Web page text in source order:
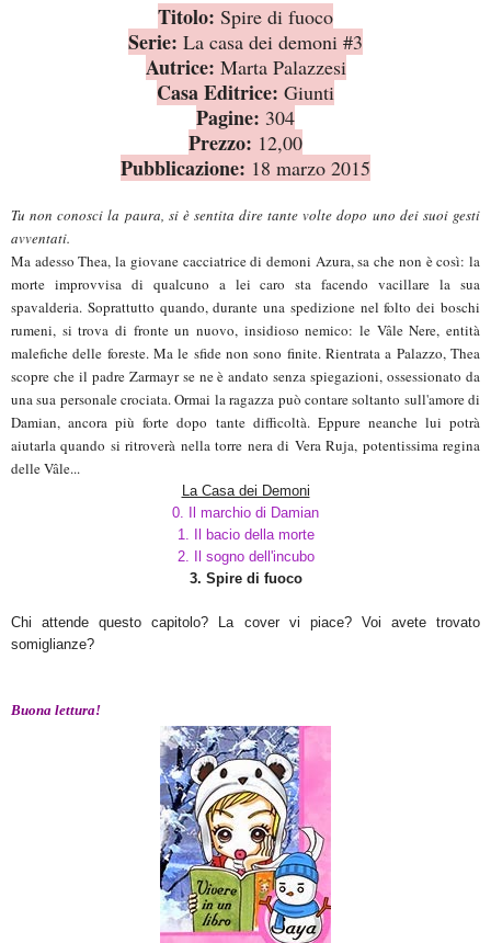
Titolo: Spire di fuoco
Serie: La casa dei demoni #3
Autrice: Marta Palazzesi
Casa Editrice: Giunti
Pagine: 304
Prezzo: 12,00
Pubblicazione: 18 marzo 2015
Tu non conosci la paura, si è sentita dire tante volte dopo uno dei suoi gesti
avventati.
Ma adesso Thea, la giovane cacciatrice di demoni Azura, sa che non è così: la
morte improvvisa di qualcuno a lei caro sta facendo vacillare la sua
spavalderia. Soprattutto quando, durante una spedizione nel folto dei boschi
rumeni, si trova di fronte un nuovo, insidioso nemico: le Vâle Nere, entità
malefiche delle foreste. Ma le sfide non sono finite. Rientrata a Palazzo, Thea
scopre che il padre Zarmayr se ne è andato senza spiegazioni, ossessionato da
una sua personale crociata. Ormai la ragazza può contare soltanto sull'amore di
Damian, ancora più forte dopo tante difficoltà. Eppure neanche lui potrà
aiutarla quando si ritroverà nella torre nera di Vera Ruja, potentissima regina
delle Vâle...
La Casa dei Demoni
0. Il marchio di Damian
1. Il bacio della morte
2. Il sogno dell'incubo
3. Spire di fuoco
Chi attende questo capitolo? La cover vi piace? Voi avete trovato
somiglianze?
Buona lettura!